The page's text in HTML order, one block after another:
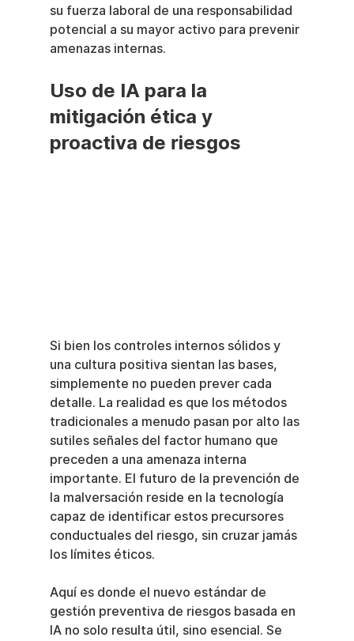
su fuerza laboral de una responsabilidad
potencial a su mayor activo para prevenir
amenazas internas.
Uso de IA para la
mitigación ética y
proactiva de riesgos
Si bien los controles internos sólidos y
una cultura positiva sientan las bases,
simplemente no pueden prever cada
detalle. La realidad es que los métodos
tradicionales a menudo pasan por alto las
sutiles señales del factor humano que
preceden a una amenaza interna
importante. El futuro de la prevención de
la malversación reside en la tecnología
capaz de identificar estos precursores
conductuales del riesgo, sin cruzar jamás
los límites éticos.
Aquí es donde el nuevo estándar de
gestión preventiva de riesgos basada en
IA no solo resulta útil, sino esencial. Se